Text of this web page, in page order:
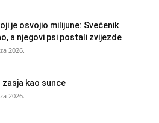
je osvojio milijune: Svećenik
a njegovi psi postali zvijezde
2026.
zasja kao sunce
2026.